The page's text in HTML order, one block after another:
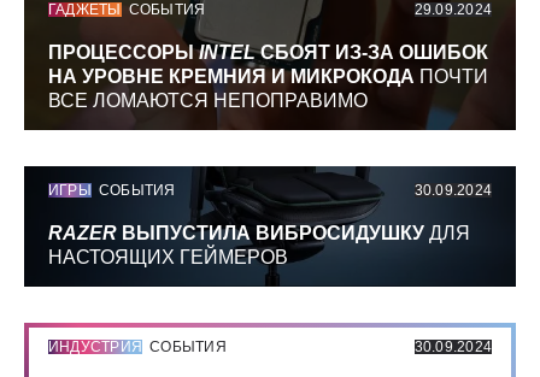
ГАДЖЕТЫ СОБЫТИЯ 29.09.2024
ПРОЦЕССОРЫINTELСБОЯТ ИЗ-ЗА ОШИБОК
НА УРОВНЕ КРЕМНИЯ И МИКРОКОДА ПОЧТИ
ВСЕ ЛОМАЮТСЯ НЕПОПРАВИМО
ИГРЫ СОБЫТИЯ 30.09.2024
RAZER ВЫПУСТИЛА ВИБРОСИДУШКУ ДЛЯ
НАСТОЯЩИХ ГЕЙМЕРОВ
ИНДУСТРИЯ СОБЫТИЯ 30.09.2024